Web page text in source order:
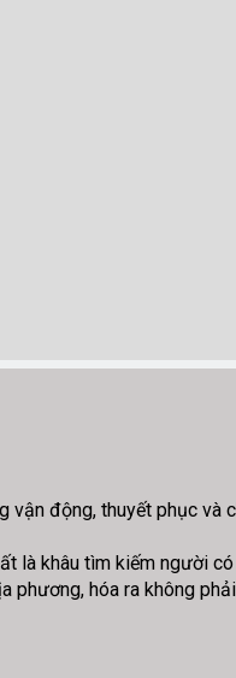
động, thuyết phục và
là khâu tìm kiếm người
phương, hóa ra không